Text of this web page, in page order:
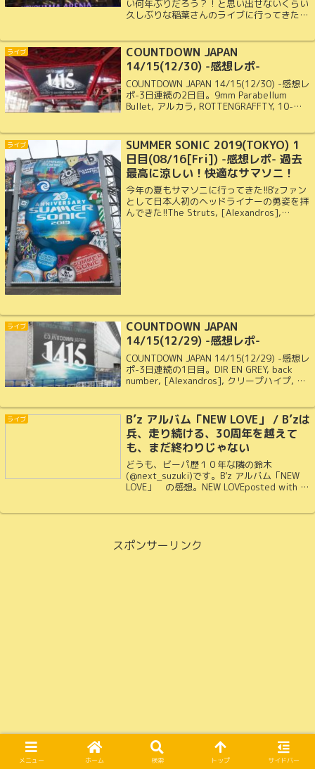
い何年ぶりだろう？！と思い出せないくらい
久しぶりな稲葉さんのライブに行ってきた。
感想。
ライブ
COUNTDOWN JAPAN
14/15(12/30) -感想レポ-
COUNTDOWN JAPAN 14/15(12/30) -感想レ
ポ-3日連続の2日目。9mm Parabellum
Bullet, アルカラ, ROTTENGRAFFTY, 10-
ライブ
SUMMER SONIC 2019(TOKYO) 1
日目(08/16[Fri]) -感想レポ- 過去
最高に涼しい！快適なサマソニ！
今年の夏もサマソニに行ってきた!!B'zファン
として日本人初のヘッドライナーの勇姿を拝
んできた!!The Struts, [Alexandros],
ライブ
COUNTDOWN JAPAN
14/15(12/29) -感想レポ-
COUNTDOWN JAPAN 14/15(12/29) -感想レ
ポ-3日連続の1日目。DIR EN GREY, back
number, [Alexandros], クリープハイプ, マ
ライブ
B’z アルバム「NEW LOVE」 / B’zは
兵、走り続ける、30周年を越えて
も、まだ終わりじゃない
どうも、ビーパ歴１０年な隣の鈴木
(@next_suzuki)です。B’z アルバム「NEW
LOVE」 の感想。NEW LOVEposted with カ
スポンサーリンク
メニュー ホーム 検索 トップ サイドバー